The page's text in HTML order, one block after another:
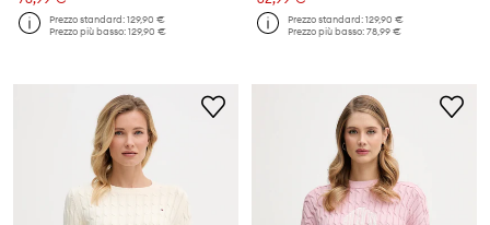
Prezzo standard:129,90 €
Prezzo più basso:129,90 €
Prezzo standard:129,90 €
Prezzo più basso:78,99 €